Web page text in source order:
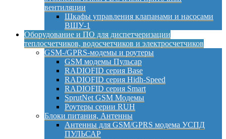
вентиляции
Шкафы управления клапанами и насосами
ВШУ-1
Оборудование и ПО для диспетчеризации
теплосчетчиков, водосчетчиков и электросчетчиков
GSM-/GPRS-модемы и роутеры
GSM модемы Пульсар
RADIOFID серия Base
RADIOFID серия Hidh-Speed
RADIOFID серия Smart
SprutNet GSM Модемы
Роутеры серии RUH
Блоки питания, Антенны
Антенны для GSM/GPRS модема УСПД
ПУЛЬСАР